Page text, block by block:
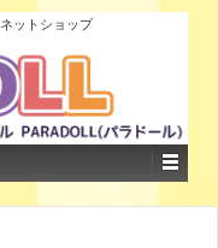
ネットショップ